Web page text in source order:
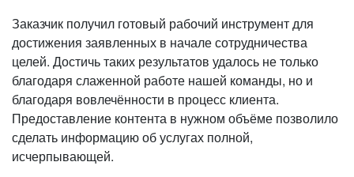
Заказчик получил готовый рабочий инструмент для
достижения заявленных в начале сотрудничества
целей. Достичь таких результатов удалось не только
благодаря слаженной работе нашей команды, но и
благодаря вовлечённости в процесс клиента.
Предоставление контента в нужном объёме позволило
сделать информацию об услугах полной,
исчерпывающей.